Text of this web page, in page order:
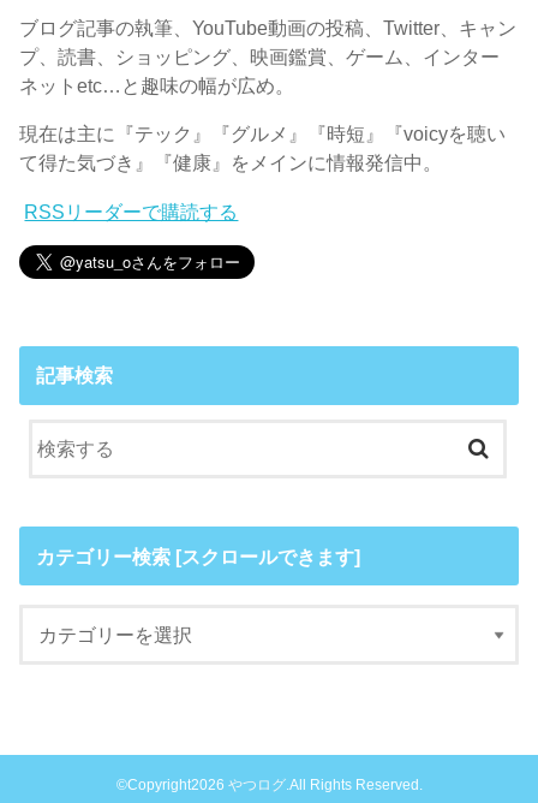
ブログ記事の執筆、YouTube動画の投稿、Twitter、キャン
プ、読書、ショッピング、映画鑑賞、ゲーム、インター
ネットetc…と趣味の幅が広め。
現在は主に『テック』『グルメ』『時短』『voicyを聴い
て得た気づき』『健康』をメインに情報発信中。
RSSリーダーで購読する
記事検索
カテゴリー検索 [スクロールできます]
©Copyright2026 やつログ.All Rights Reserved.